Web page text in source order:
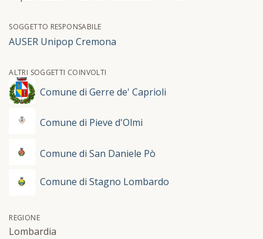
SOGGETTO RESPONSABILE
AUSER Unipop Cremona
ALTRI SOGGETTI COINVOLTI
Comune di Gerre de' Caprioli
Comune di Pieve d'Olmi
Comune di San Daniele Pò
Comune di Stagno Lombardo
REGIONE
Lombardia